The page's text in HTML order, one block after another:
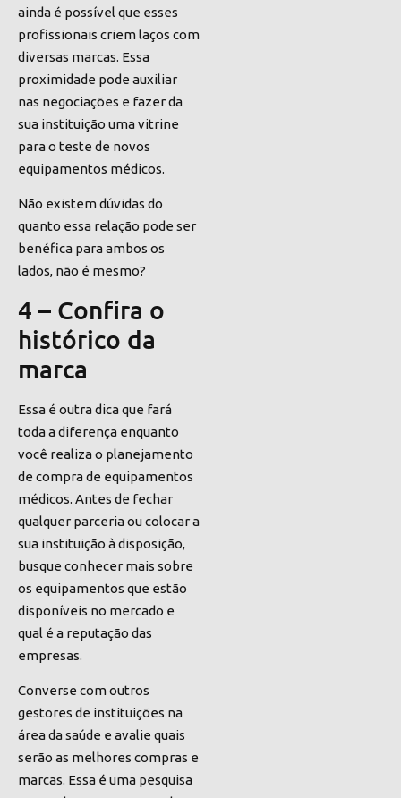
ainda é possível que esses
profissionais criem laços com
diversas marcas. Essa
proximidade pode auxiliar
nas negociações e fazer da
sua instituição uma vitrine
para o teste de novos
equipamentos médicos.
Não existem dúvidas do
quanto essa relação pode ser
benéfica para ambos os
lados, não é mesmo?
4 – Confira o
histórico da
marca
Essa é outra dica que fará
toda a diferença enquanto
você realiza o planejamento
de compra de equipamentos
médicos. Antes de fechar
qualquer parceria ou colocar a
sua instituição à disposição,
busque conhecer mais sobre
os equipamentos que estão
disponíveis no mercado e
qual é a reputação das
empresas.
Converse com outros
gestores de instituições na
área da saúde e avalie quais
serão as melhores compras e
marcas. Essa é uma pesquisa